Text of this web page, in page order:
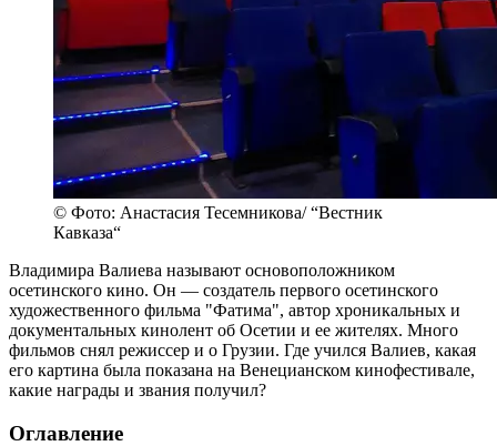
© Фото: Анастасия Тесемникова/ “Вестник
Кавказа“
Владимира Валиева называют основоположником
осетинского кино. Он — создатель первого осетинского
художественного фильма "Фатима", автор хроникальных и
документальных кинолент об Осетии и ее жителях. Много
фильмов снял режиссер и о Грузии. Где учился Валиев, какая
его картина была показана на Венецианском кинофестивале,
какие награды и звания получил?
Оглавление